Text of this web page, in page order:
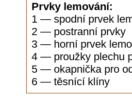
Prvky lemování:
1 — spodní prvek
2 — postranní prvky
3 — horní prvek
4 — proužky plechu
5 — okapnička pro
6 — těsnící klíny